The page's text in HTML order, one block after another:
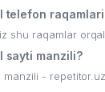
telefon
shu raqamlar
sayti manzili?
manzili - repetitor.uz